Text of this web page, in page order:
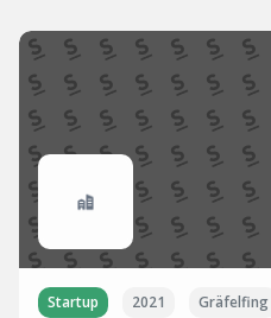
Startup 2021 Gräfelfing